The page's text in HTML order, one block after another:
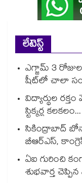
లేటెస్ట్
ఎగ్జామ్ 3
షీట్‎లో చాలా
విద్యార్థుల
స్టిక్కర్ల కలకలం...
సికింద్రాబాద్
బీఆర్ఎస్,
ఏఐ గురించి
శుభవార్త